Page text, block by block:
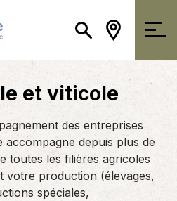
et viticole
des entreprises
accompagne depuis plus de
toutes les filières agricoles
votre production (élevages,
spéciales,